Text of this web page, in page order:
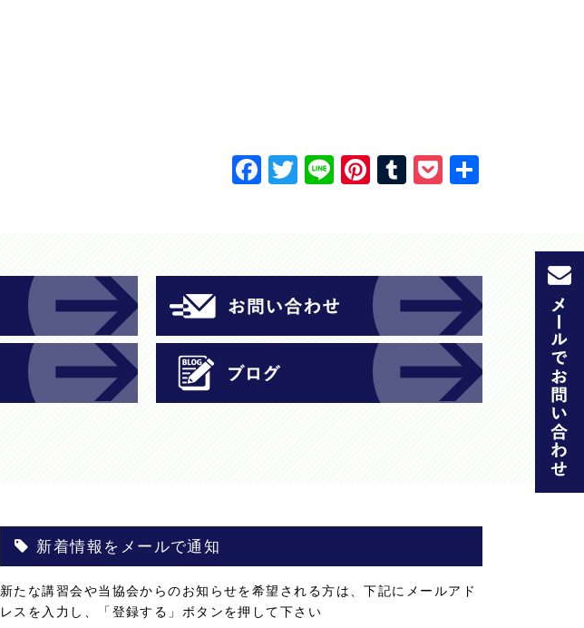
F
b
o
o
k
T Li
Pi
st
T
r
P
et
新着情報をメールで通知
新たな講習会や当協会からのお知らせを希望される方は、下記にメールアド
レスを入力し、「登録する」ボタンを押して下さい